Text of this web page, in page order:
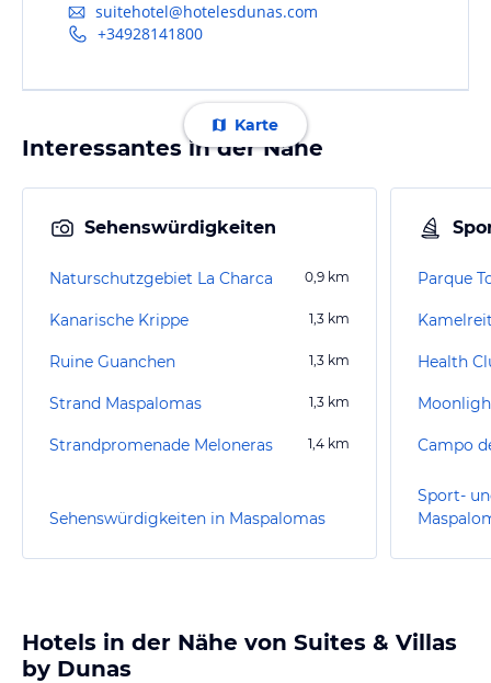
suitehotel@hotelesdunas.com
+34928141800
Karte
Interessantes in der Nähe
Sehenswürdigkeiten
Naturschutzgebiet La Charca 0,9 km
Kanarische Krippe 1,3 km
Ruine Guanchen 1,3 km
Strand Maspalomas 1,3 km
Strandpromenade Meloneras 1,4 km
Sehenswürdigkeiten in Maspalomas
Parque
Health
Campo
Sport-
Hotels in der Nähe von Suites & Villas
by Dunas